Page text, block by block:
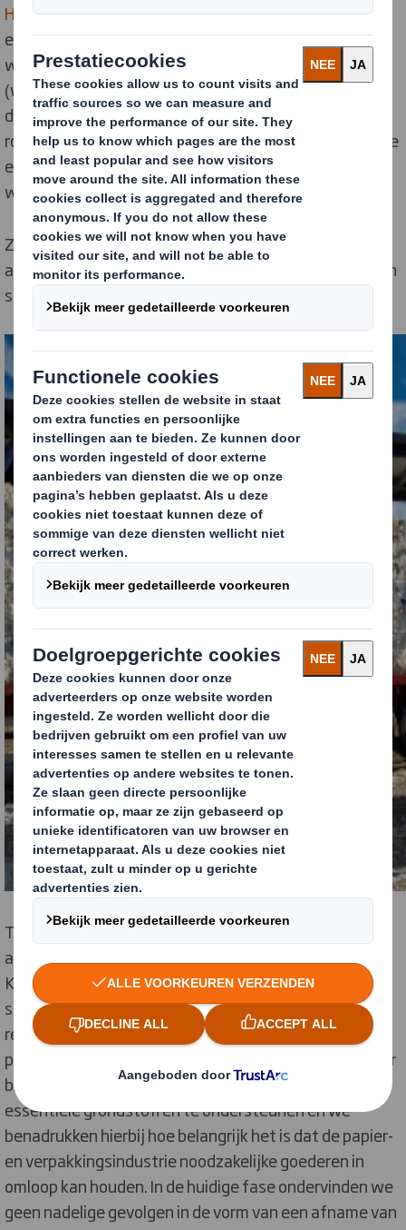
Het model Box-to-Box in 14 dagenvan DS Smith is hier
een fantastisch voorbeeld van. Gemiddeld gebruiken
we 80% gerecyclede vezels in onze verpakkingen
(waarbij alle nieuwe vezels gecertificeerd zijn volgens
de Chain of Custody) en deze vezels gaan tot 25 keer
rond in de kringloop. Dit is de circulaire economie in actie
en het is slechts één voorbeeld van de manier waarop
we onze impact op het milieu verminderen.
Zoals bij elk gesloten kringloopsysteem is dit echter
afhankelijk van de mate waarin elke schakel in de keten
sterk genoeg blijft.
Tijdens de pandemie, ondanks het feit dat
afvalbeheerdiensten in landen als het Verenigd
Koninkrijk op de lijst van 'belangrijke werkkrachten'
staan, is in sommige landen een lichte afname van de
recycling te zien. We werken nauw samen met
plaatselijke overheden en dringen er op aan dat zij door
blijven gaan met inzamelen om de toevoer van
essentiële grondstoffen te ondersteunen en we
benadrukken hierbij hoe belangrijk het is dat de papier-
en verpakkingsindustrie noodzakelijke goederen in
omloop kan houden. In de huidige fase ondervinden we
geen nadelige gevolgen in de vorm van een afname van